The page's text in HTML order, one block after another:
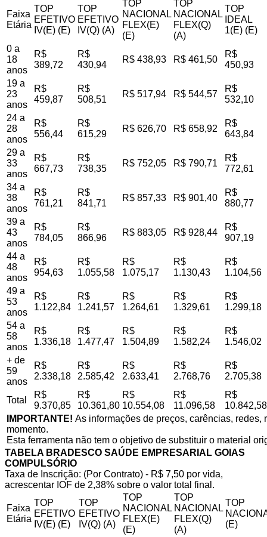
Faixa
Etária
TOP
EFETIVO
IV(E) (E)
TOP
EFETIVO
IV(Q) (A)
TOP
NACIONAL
FLEX(E)
(E)
TOP
NACIONAL
FLEX(Q)
(A)
TOP
IDEAL
1(E) (E)
0 a
18
anos
R$
389,72
R$
430,94
R$ 438,93 R$ 461,50
R$
450,93
19 a
23
anos
R$
459,87
R$
508,51
R$ 517,94 R$ 544,57
R$
532,10
24 a
28
anos
R$
556,44
R$
615,29
R$ 626,70 R$ 658,92
R$
643,84
29 a
33
anos
R$
667,73
R$
738,35
R$ 752,05 R$ 790,71
R$
772,61
34 a
38
anos
R$
761,21
R$
841,71
R$ 857,33 R$ 901,40
R$
880,77
39 a
43
anos
R$
784,05
R$
866,96
R$ 883,05 R$ 928,44
R$
907,19
44 a
48
anos
R$
954,63
R$
1.055,58
R$
1.075,17
R$
1.130,43
R$
1.104,56
49 a
53
anos
R$
1.122,84
R$
1.241,57
R$
1.264,61
R$
1.329,61
R$
1.299,18
54 a
58
anos
R$
1.336,18
R$
1.477,47
R$
1.504,89
R$
1.582,24
R$
1.546,02
+ de
59
anos
R$
2.338,18
R$
2.585,42
R$
2.633,41
R$
2.768,76
R$
2.705,38
Total
R$
9.370,85
R$
10.361,80
R$
10.554,08
R$
11.096,58
R$
10.842,58
IMPORTANTE! As informações de preços, carências,
momento.
Esta ferramenta não tem o objetivo de substituir o material
TABELA BRADESCO SAÚDE EMPRESARIAL GOIAS
COMPULSÓRIO
Taxa de Inscrição: (Por Contrato) - R$ 7,50 por vida,
acrescentar IOF de 2,38% sobre o valor total final.
Faixa
Etária
TOP
EFETIVO
IV(E) (E)
TOP
EFETIVO
IV(Q) (A)
TOP
NACIONAL
FLEX(E)
(E)
TOP
NACIONAL
FLEX(Q)
(A)
TOP
(E)